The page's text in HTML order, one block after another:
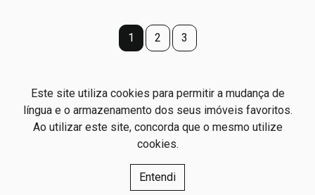
Este site utiliza cookies para permitir a mudança de
língua e o armazenamento dos seus imóveis favoritos.
Ao utilizar este site, concorda que o mesmo utilize
cookies.
Entendi
1 2 3
S- Prestige
Preserve Prestige Unip. LdaAMI: 20322
Centros de Resolução de Litígios
Livro de Reclamações